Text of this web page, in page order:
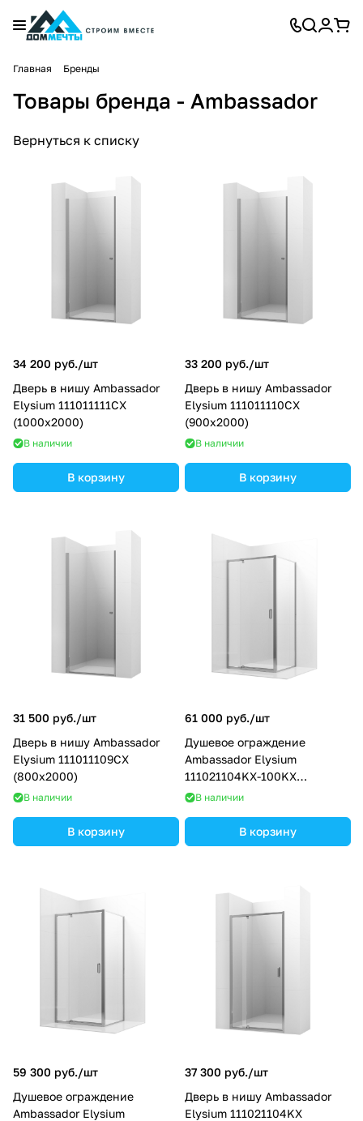
Главная Бренды
Товары бренда - Ambassador
Вернуться к списку
34 200 руб./шт
Дверь в нишу Ambassador
Elysium 111011111CX
(1000x2000)
В наличии
В корзину
33 200 руб./шт
Дверь в нишу Ambassador
Elysium 111011110CX
(900x2000)
В наличии
В корзину
31 500 руб./шт
Дверь в нишу Ambassador
Elysium 111011109CX
(800x2000)
В наличии
В корзину
61 000 руб./шт
Душевое ограждение
Ambassador Elysium
111021104KX-100KX
(1000х1000х2000)
В наличии
В корзину
59 300 руб./шт
Душевое ограждение
Ambassador Elysium
37 300 руб./шт
Дверь в нишу Ambassador
Elysium 111021104KX